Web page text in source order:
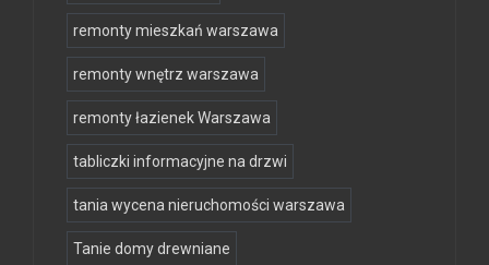
remonty mieszkań warszawa
remonty wnętrz warszawa
remonty łazienek Warszawa
tabliczki informacyjne na drzwi
tania wycena nieruchomości warszawa
Tanie domy drewniane